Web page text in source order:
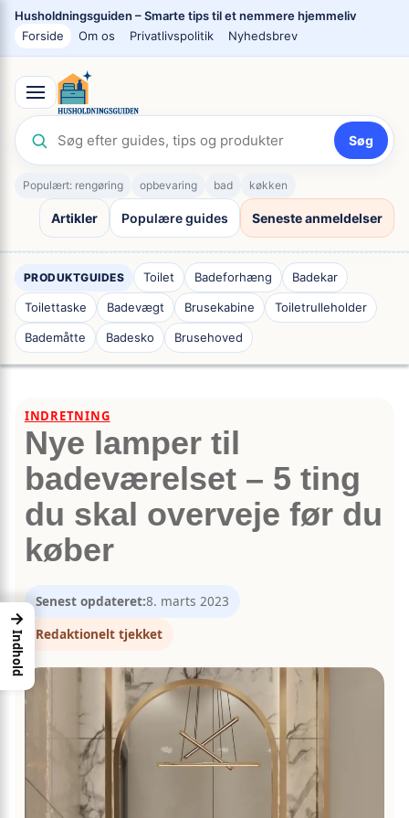
Spring
indhold
Husholdningsguiden – Smarte tips til et nemmere hjemmeliv
Forside
Om os Privatlivspolitik Nyhedsbrev
Søg
Populært: rengøring opbevaring bad køkken
Artikler Populære guides Seneste anmeldelser
PRODUKTGUIDES Toilet Badeforhæng Badekar
Toilettaske Badevægt Brusekabine Toiletrulleholder
Bademåtte Badesko Brusehoved
INDRETNING
Nye lamper til
badeværelset – 5 ting
du skal overveje før du
køber
Senest opdateret:8. marts 2023
Redaktionelt tjekket
→
Indhold